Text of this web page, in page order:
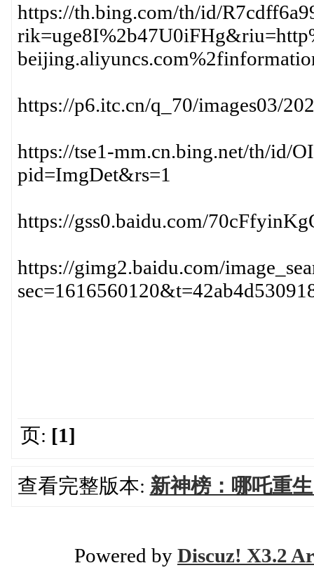
https://th.bing.com/th/id/
https://p6.itc.cn/q_70/images03/
https://tse1-mm.cn.bing.net/th/id/
pid=ImgDet&rs=1
https://gss0.baidu.com/
https://gimg2.baidu.com/
页: [1]
查看完整版本: 新神榜：哪吒重
Powered by Discuz! X3.2